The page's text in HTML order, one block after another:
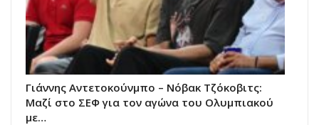
Γιάννης Αντετοκούνμπο – Νόβακ Τζόκοβιτς:
Μαζί στο ΣΕΦ για τον αγώνα του Ολυμπιακού
με…